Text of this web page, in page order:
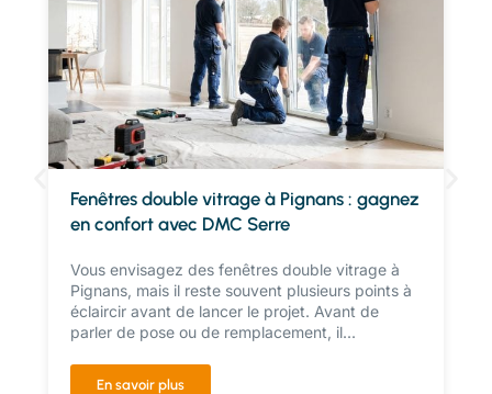
Fenêtres double vitrage à Pignans : gagnez
en confort avec DMC Serre
Vous envisagez des fenêtres double vitrage à
Pignans, mais il reste souvent plusieurs points à
éclaircir avant de lancer le projet. Avant de
parler de pose ou de remplacement, il...
En savoir plus